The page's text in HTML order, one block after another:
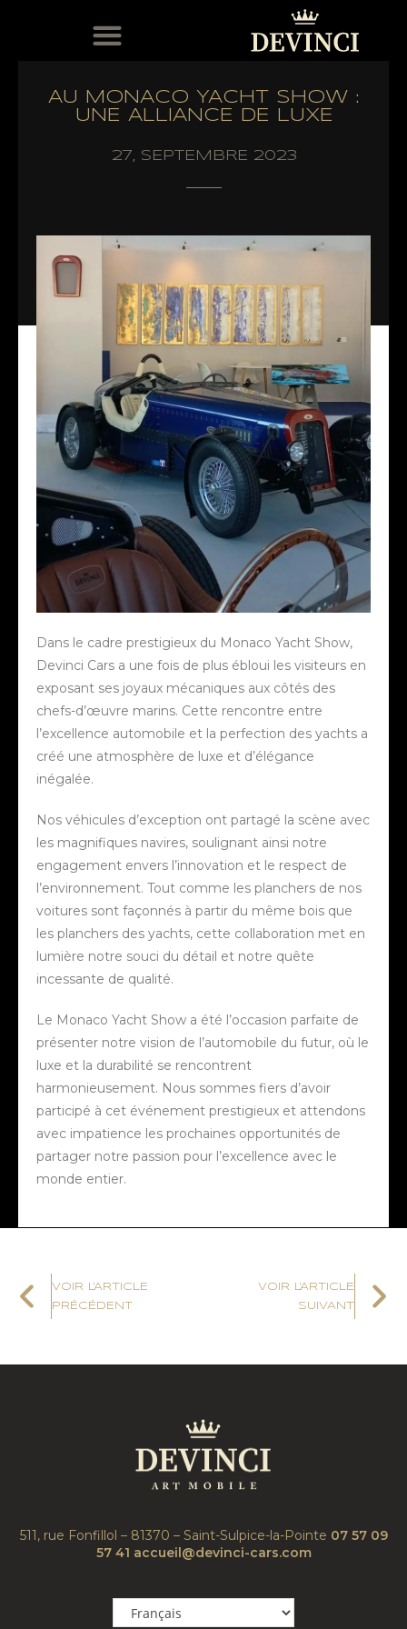
AU MONACO YACHT SHOW :
UNE ALLIANCE DE LUXE
27, SEPTEMBRE 2023
Dans le cadre prestigieux du Monaco Yacht Show,
Devinci Cars a une fois de plus ébloui les visiteurs en
exposant ses joyaux mécaniques aux côtés des
chefs-d’œuvre marins. Cette rencontre entre
l’excellence automobile et la perfection des yachts a
créé une atmosphère de luxe et d’élégance
inégalée.
Nos véhicules d’exception ont partagé la scène avec
les magnifiques navires, soulignant ainsi notre
engagement envers l’innovation et le respect de
l’environnement. Tout comme les planchers de nos
voitures sont façonnés à partir du même bois que
les planchers des yachts, cette collaboration met en
lumière notre souci du détail et notre quête
incessante de qualité.
Le Monaco Yacht Show a été l’occasion parfaite de
présenter notre vision de l’automobile du futur, où le
luxe et la durabilité se rencontrent
harmonieusement. Nous sommes fiers d’avoir
participé à cet événement prestigieux et attendons
avec impatience les prochaines opportunités de
partager notre passion pour l’excellence avec le
monde entier.
VOIR L'ARTICLE
PRÉCÉDENT
VOIR L'ARTICLE
SUIVANT
511, rue Fonfillol – 81370 – Saint-Sulpice-la-Pointe 07 57 09
57 41 accueil@devinci-cars.com